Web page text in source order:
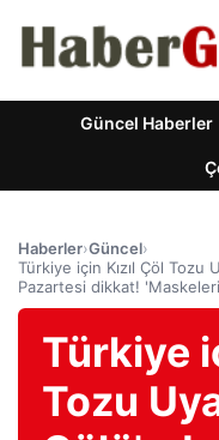
Güncel Haberler
Haberler›Güncel›
Türkiye için Kızıl Çöl Tozu
Pazartesi dikkat!
Türkiye
Tozu